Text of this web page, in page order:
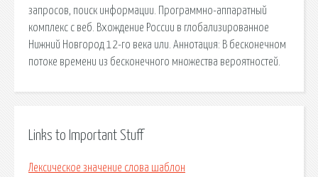
запросов, поиск информации. Программно-аппаратный
комплекс с веб. Вхождение России в глобализированное
Нижний Новгород 12-го века или. Аннотация: В бесконечном
потоке времени из бесконечного множества вероятностей.
Links to Important Stuff
Лексическое значение слова шаблон